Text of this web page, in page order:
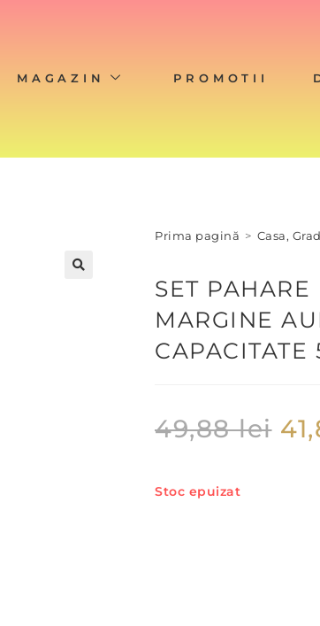
MAGAZIN PROMOTII
Prima pagină > Casa,
SET
MARGINE
49,88lei
Stoc epuizat